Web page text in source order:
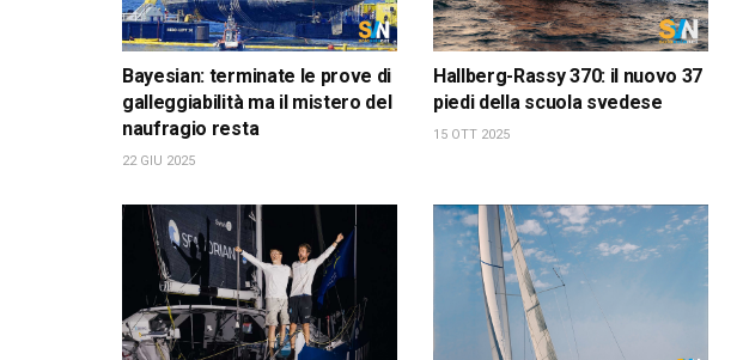
Bayesian: terminate le prove di
galleggiabilità ma il mistero del
naufragio resta
22 GIU 2025
Hallberg-Rassy 370: il nuovo 37
piedi della scuola svedese
15 OTT 2025